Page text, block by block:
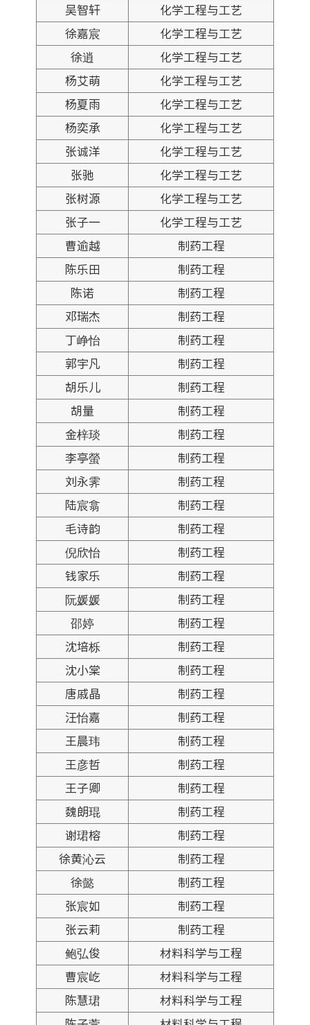
吴智轩
化学工程与工艺
徐嘉宸
化学工程与工艺
徐逍
化学工程与工艺
杨艾萌
化学工程与工艺
杨夏雨
化学工程与工艺
杨奕承
化学工程与工艺
张诚洋
化学工程与工艺
张驰
化学工程与工艺
张树源
化学工程与工艺
张子一
化学工程与工艺
曹逾越
制药工程
陈乐田
制药工程
陈诺
制药工程
邓瑞杰
制药工程
丁峥怡
制药工程
郭宇凡
制药工程
胡乐儿
制药工程
胡量
制药工程
金梓琰
制药工程
李亭螢
制药工程
刘永霁
制药工程
陆宸翕
制药工程
毛诗韵
制药工程
倪欣怡
制药工程
钱家乐
制药工程
阮媛媛
制药工程
邵婷
制药工程
沈培栎
制药工程
沈小棠
制药工程
唐戚晶
制药工程
汪怡嘉
制药工程
王晨玮
制药工程
王彦哲
制药工程
王子卿
制药工程
魏朗琨
制药工程
谢珺榕
制药工程
徐黄沁云
制药工程
徐懿
制药工程
张宸如
制药工程
张云莉
制药工程
鲍弘俊
材料科学与工程
曹宸屹
材料科学与工程
陈慧珺
材料科学与工程